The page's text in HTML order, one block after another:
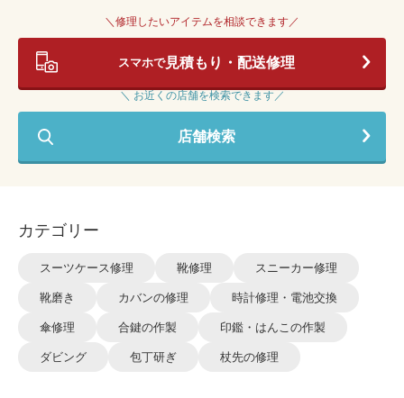
＼修理したいアイテムを相談できます／
スマホで見積もり・配送修理
＼ お近くの店舗を検索できます／
店舗検索
カテゴリー
スーツケース修理 靴修理 スニーカー修理
靴磨き カバンの修理 時計修理・電池交換
傘修理 合鍵の作製 印鑑・はんこの作製
ダビング 包丁研ぎ 杖先の修理